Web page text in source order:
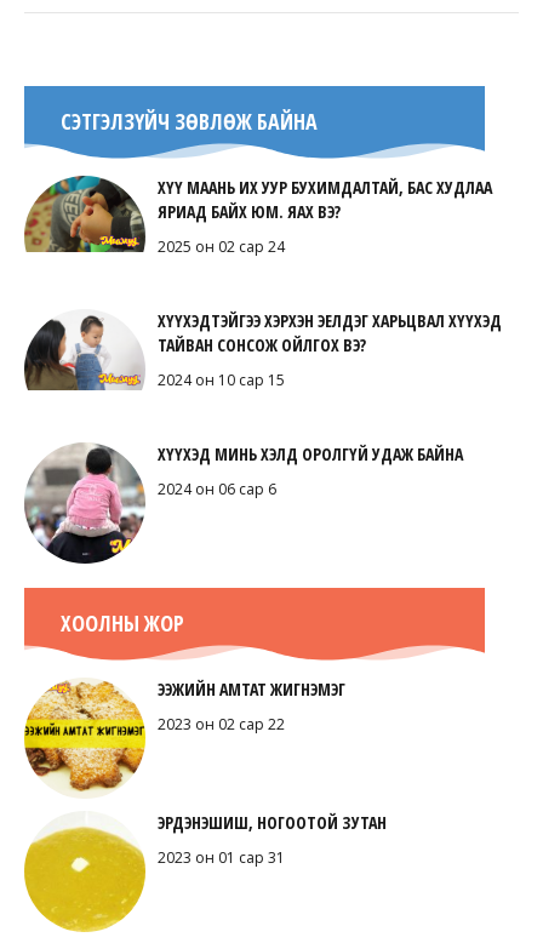
СЭТГЭЛЗҮЙЧ ЗӨВЛӨЖ БАЙНА
ХҮҮ МААНЬ ИХ УУР БУХИМДАЛТАЙ, БАС ХУДЛАА
ЯРИАД БАЙХ ЮМ. ЯАХ ВЭ?
2025 он 02 сар 24
ХҮҮХЭДТЭЙГЭЭ ХЭРХЭН ЭЕЛДЭГ ХАРЬЦВАЛ ХҮҮХЭД
ТАЙВАН СОНСОЖ ОЙЛГОХ ВЭ?
2024 он 10 сар 15
ХҮҮХЭД МИНЬ ХЭЛД ОРОЛГҮЙ УДАЖ БАЙНА
2024 он 06 сар 6
ХООЛНЫ ЖОР
ЭЭЖИЙН АМТАТ ЖИГНЭМЭГ
2023 он 02 сар 22
ЭРДЭНЭШИШ, НОГООТОЙ ЗУТАН
2023 он 01 сар 31